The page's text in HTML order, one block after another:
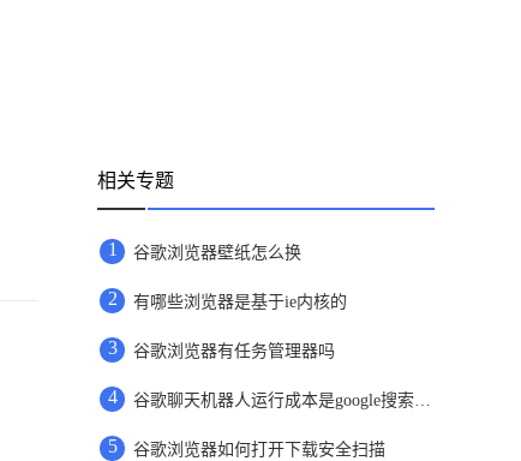
相关专题
1 谷歌浏览器壁纸怎么换
2 有哪些浏览器是基于ie内核的
3 谷歌浏览器有任务管理器吗
4 谷歌聊天机器人运行成本是google搜索的10倍
5 谷歌浏览器如何打开下载安全扫描